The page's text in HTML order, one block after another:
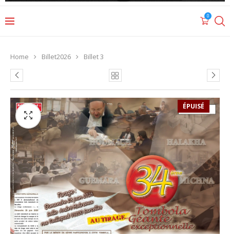
0
Home Billet2026 Billet 3
ÉPUISÉ